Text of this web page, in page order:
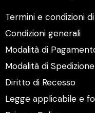
Termini e condizioni
Condizioni generali
Modalità di
Modalità di Spedizione
Diritto di Recesso
Legge applicabile e